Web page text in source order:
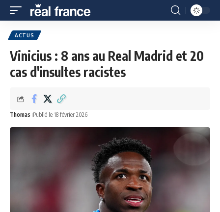
ACTUS
Vinicius : 8 ans au Real Madrid et 20
cas d'insultes racistes
Thomas Publié le 18 février 2026